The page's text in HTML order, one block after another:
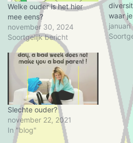
Welke ouder is het hier
mee eens?
november 30, 2024
Soortgelijk bericht
waar
aan
ouder
een
ueel/
-
januari
Slechte ouder?
november 22, 2021
In "blog"